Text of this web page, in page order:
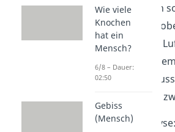
Die Glykolyse kann
als auch bei
also mit und ohne
ablaufen. Je
Pyruvat im
unterscheidest du
aerobe
Wie viele
Knochen
hat ein
Mensch?
6/8 – Dauer:
02:50
Gebiss
(Mensch)